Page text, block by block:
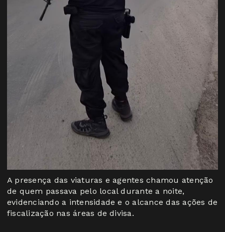
A presença das viaturas e agentes chamou atenção
de quem passava pelo local durante a noite,
evidenciando a intensidade e o alcance das ações de
fiscalização nas áreas de divisa.